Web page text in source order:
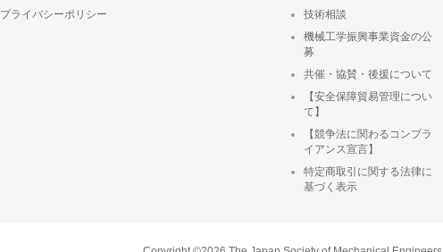
プライバシーポリシー
技術相談
機械工学振興事業資金の公
募
共催・協賛・後援について
【安全保障貿易管理につい
て】
【競争法に関わるコンプラ
イアンス宣言】
特定商取引に関する法律に
基づく表示